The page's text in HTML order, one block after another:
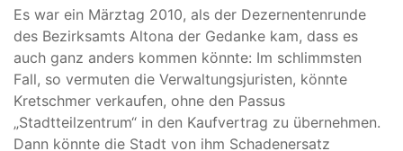
Es war ein Märztag 2010, als der Dezernentenrunde
des Bezirksamts Altona der Gedanke kam, dass es
auch ganz anders kommen könnte: Im schlimmsten
Fall, so vermuten die Verwaltungsjuristen, könnte
Kretschmer verkaufen, ohne den Passus
„Stadtteilzentrum“ in den Kaufvertrag zu übernehmen.
Dann könnte die Stadt von ihm Schadenersatz